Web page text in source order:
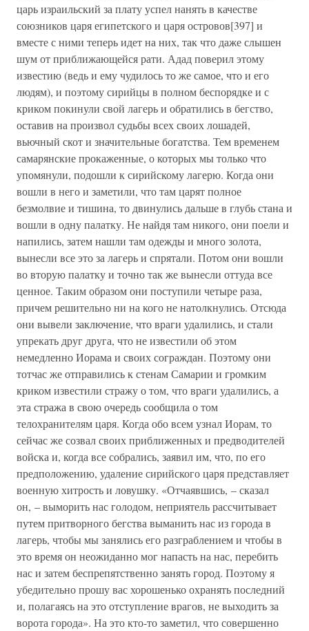
царь израильский за плату успел нанять в качестве
союзников царя египетского и царя островов[397] и
вместе с ними теперь идет на них, так что даже слышен
шум от приближающейся рати. Адад поверил этому
известию (ведь и ему чудилось то же самое, что и его
людям), и поэтому сирийцы в полном беспорядке и с
криком покинули свой лагерь и обратились в бегство,
оставив на произвол судьбы всех своих лошадей,
вьючный скот и значительные богатства. Тем временем
самарянские прокаженные, о которых мы только что
упомянули, подошли к сирийскому лагерю. Когда они
вошли в него и заметили, что там царят полное
безмолвие и тишина, то двинулись дальше в глубь стана и
вошли в одну палатку. Не найдя там никого, они поели и
напились, затем нашли там одежды и много золота,
вынесли все это за лагерь и спрятали. Потом они вошли
во вторую палатку и точно так же вынесли оттуда все
ценное. Таким образом они поступили четыре раза,
причем решительно ни на кого не натолкнулись. Отсюда
они вывели заключение, что враги удалились, и стали
упрекать друг друга, что не известили об этом
немедленно Иорама и своих сограждан. Поэтому они
тотчас же отправились к стенам Самарии и громким
криком известили стражу о том, что враги удалились, а
эта стража в свою очередь сообщила о том
телохранителям царя. Когда обо всем узнал Иорам, то
сейчас же созвал своих приближенных и предводителей
войска и, когда все собрались, заявил им, что, по его
предположению, удаление сирийского царя представляет
военную хитрость и ловушку. «Отчаявшись, – сказал
он, – выморить нас голодом, неприятель рассчитывает
путем притворного бегства выманить нас из города в
лагерь, чтобы мы занялись его разграблением и чтобы в
это время он неожиданно мог напасть на нас, перебить
нас и затем беспрепятственно занять город. Поэтому я
убедительно прошу вас хорошенько охранять последний
и, полагаясь на это отступление врагов, не выходить за
ворота города». На это кто-то заметил, что совершенно